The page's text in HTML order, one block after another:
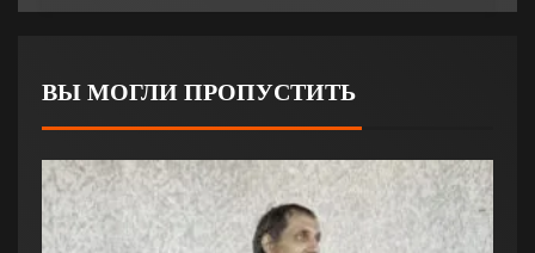
ВЫ МОГЛИ ПРОПУСТИТЬ